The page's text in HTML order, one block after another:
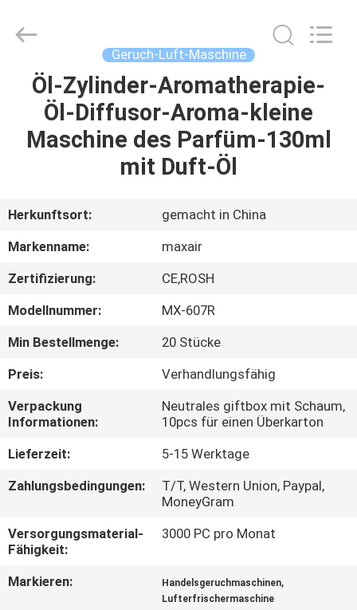
HAUS
PRODUKTE
UNS
AUSFLUG
QUALITÄTSKONTROLLE
TRETEN
SIE
MIT
UNS
VERBINDUNG
FORDERN
Reserved.
Geruch-Luft-Maschine
Öl-Zylinder-Aromatherapie-
Öl-Diffusor-Aroma-kleine
Maschine des Parfüm-130ml
mit Duft-Öl
Herkunftsort:
gemacht in China
Markenname:
maxair
Zertifizierung:
CE,ROSH
Modellnummer:
MX-607R
Min Bestellmenge:
20 Stücke
Preis:
Verhandlungsfähig
Verpackung
Informationen:
Neutrales giftbox mit Schaum,
10pcs für einen Überkarton
Lieferzeit:
5-15 Werktage
Zahlungsbedingungen:
T/T, Western Union, Paypal,
MoneyGram
Versorgungsmaterial-
Fähigkeit:
3000 PC pro Monat
Markieren: Handelsgeruchmaschinen,
Lufterfrischermaschine